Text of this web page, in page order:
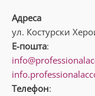
Адреса
ул. Костурски
Е-пошта:
Телефон: